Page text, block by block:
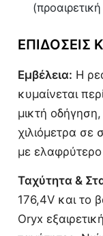
ΕΠΙΔΌΣΕΙΣ
Εμβέλεια: Η
κυμαίνεται
μικτή
χιλιόμετρα σε
με
Ταχύτητα &
176,4V και το
Oryx